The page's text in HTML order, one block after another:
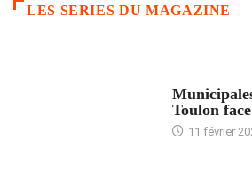
LES SERIES DU MAGAZINE
Toulon
11 février